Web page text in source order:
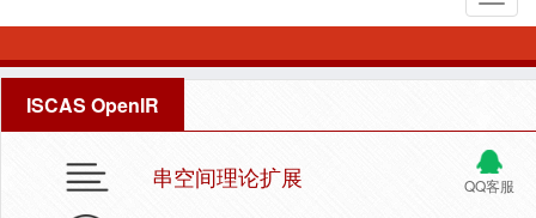
ISCAS OpenIR
QQ客服
串空间理论扩展